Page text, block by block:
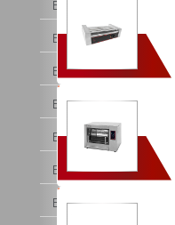
BEAR VARIMIXER
BECKERS
BEKO
BERTOS
BESSERVACUUM
BEST FOR
BIZERBA